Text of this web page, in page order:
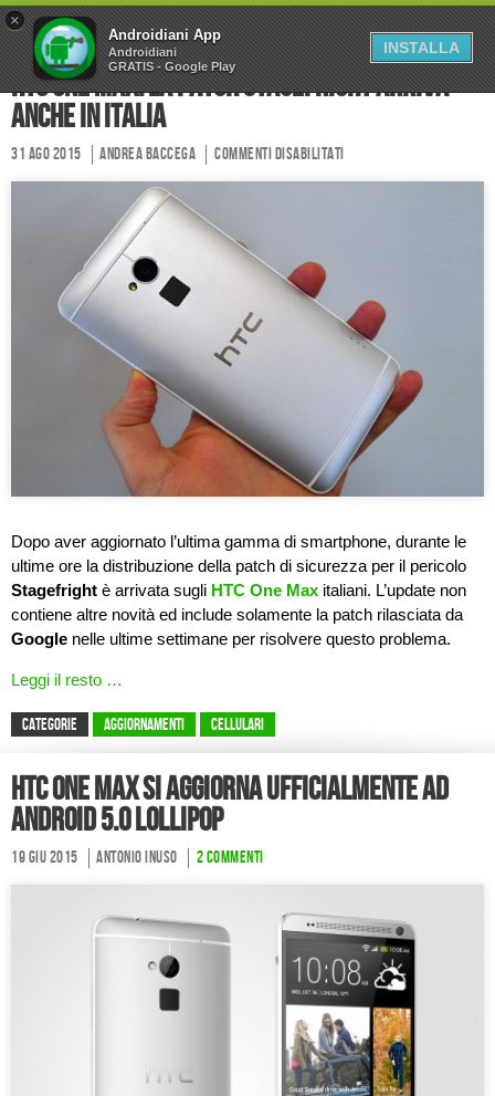
Home Forum
Chi Siamo
Collabora
Contatti
HTC One Max: la patch Stagefright arriva
anche in Italia
31 Ago 2015 Andrea Baccega Commenti disabilitati
Dopo aver aggiornato l’ultima gamma di smartphone, durante le
ultime ore la distribuzione della patch di sicurezza per il pericolo
Stagefright è arrivata sugli HTC One Max italiani. L’update non
contiene altre novità ed include solamente la patch rilasciata da
Google nelle ultime settimane per risolvere questo problema.
Leggi il resto …
CATEGORIE Aggiornamenti Cellulari
HTC One Max si aggiorna ufficialmente ad
Android 5.0 Lollipop
19 Giu 2015 Antonio Inuso 2 commenti
×
Androidiani App
Androidiani
GRATIS - Google Play
INSTALLA